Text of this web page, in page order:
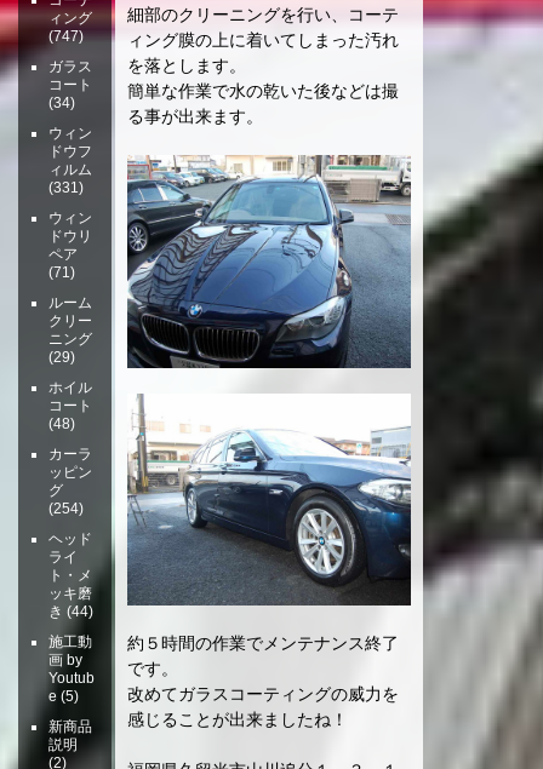
細部のクリーニングを行い、コーテ
ィング膜の上に着いてしまった汚れ
を落とします。
簡単な作業で水の乾いた後などは撮
る事が出来ます。
約５時間の作業でメンテナンス終了
です。
改めてガラスコーティングの威力を
感じることが出来ましたね！
ィング
(747)
ガラス
コート
(34)
ウィン
ドウフ
ィルム
(331)
ウィン
ドウリ
ペア
(71)
ルーム
クリー
ニング
(29)
ホイル
コート
(48)
カーラ
ッピン
グ
(254)
ヘッド
ライ
ト・メ
ッキ磨
き (44)
施工動
画 by
Youtub
e (5)
新商品
説明
(2)